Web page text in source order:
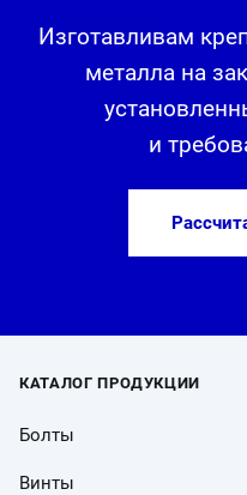
Изготавливам
металла на
и
КАТАЛОГ ПРОДУКЦИИ
Болты
Винты